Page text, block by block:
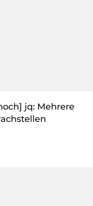
jq: Mehrere